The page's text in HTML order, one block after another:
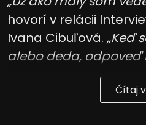
hovorí v relácii
Ivana Cibuľová. „Keď
alebo deda, odpoveď
Čítaj